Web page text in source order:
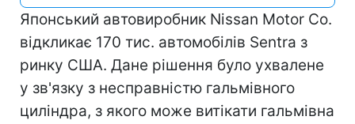
Японський автовиробник Nissan Motor Co.
відкликає 170 тис. автомобілів Sentra з
ринку США. Дане рішення було ухвалене
у зв'язку з несправністю гальмівного
циліндра, з якого може витікати гальмівна